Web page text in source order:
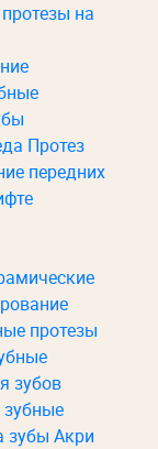
на
Протез
передних
протезы
зубов
зубы Акри